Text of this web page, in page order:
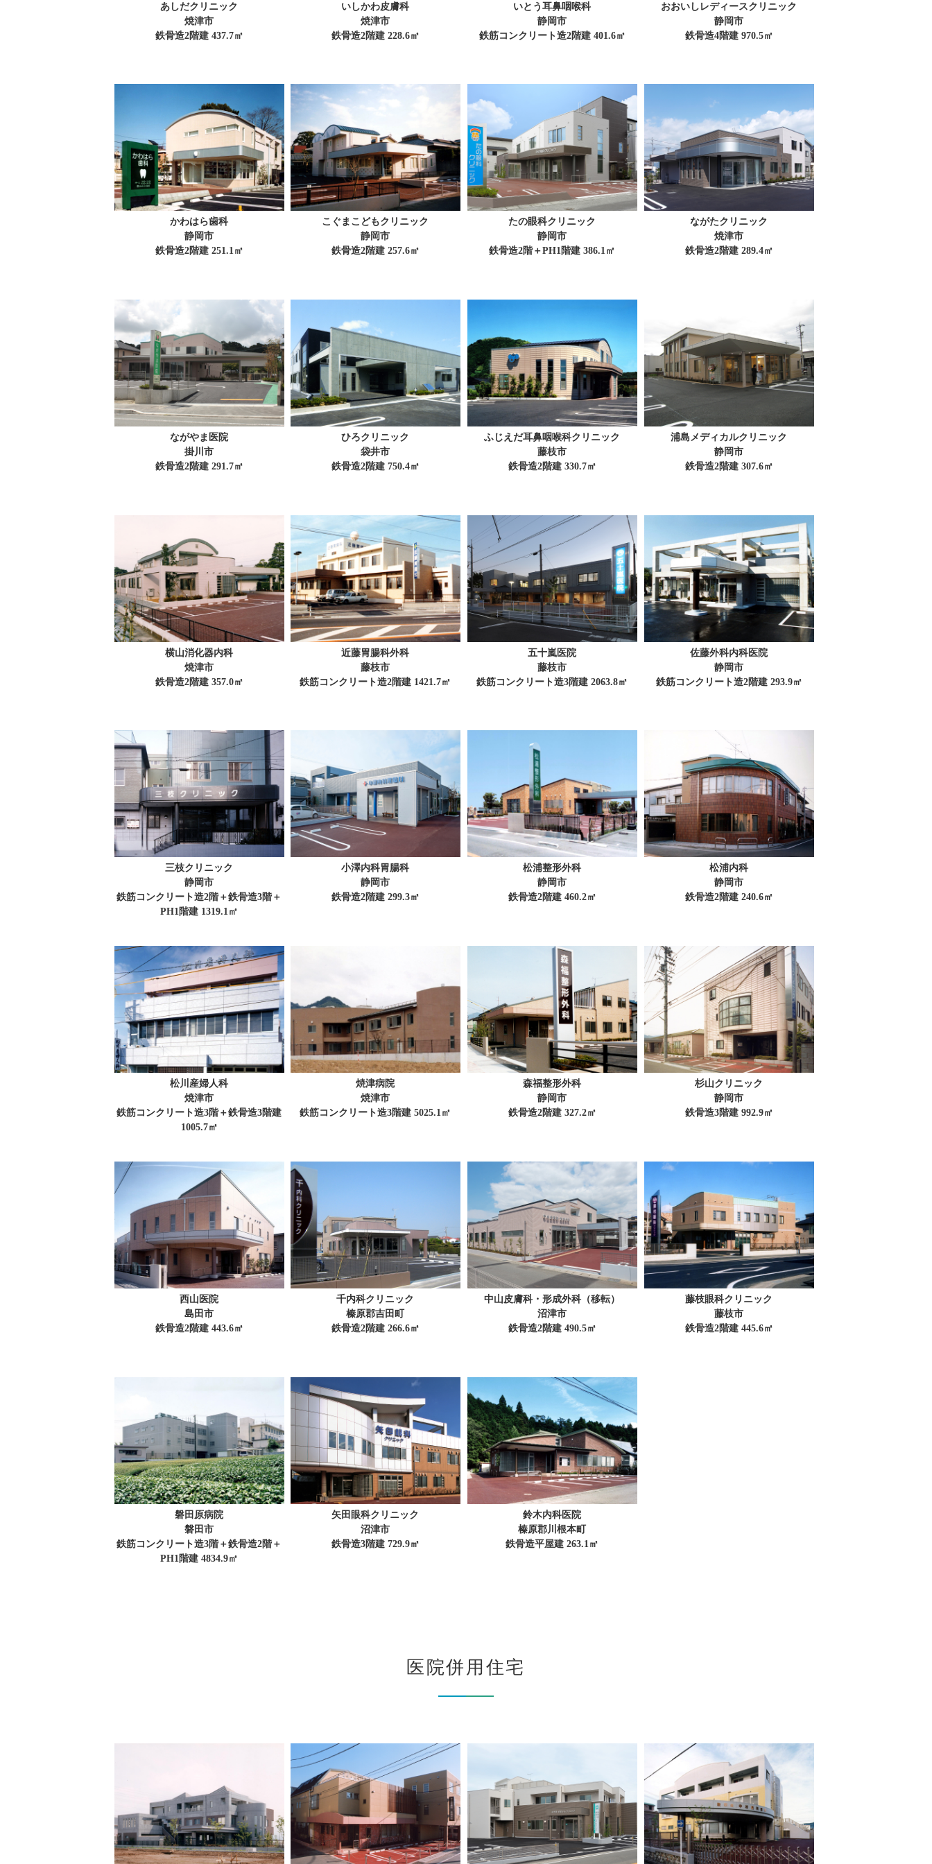
あしだクリニック
焼津市
鉄骨造2階建 437.7㎡
いしかわ皮膚科
焼津市
鉄骨造2階建 228.6㎡
いとう耳鼻咽喉科
静岡市
鉄筋コンクリート造2階建 401.6㎡
おおいしレディースクリニック
静岡市
鉄骨造4階建 970.5㎡
かわはら歯科
静岡市
鉄骨造2階建 251.1㎡
こぐまこどもクリニック
静岡市
鉄骨造2階建 257.6㎡
たの眼科クリニック
静岡市
鉄骨造2階＋PH1階建 386.1㎡
ながたクリニック
焼津市
鉄骨造2階建 289.4㎡
ながやま医院
掛川市
鉄骨造2階建 291.7㎡
ひろクリニック
袋井市
鉄骨造2階建 750.4㎡
ふじえだ耳鼻咽喉科クリニック
藤枝市
鉄骨造2階建 330.7㎡
浦島メディカルクリニック
静岡市
鉄骨造2階建 307.6㎡
横山消化器内科
焼津市
鉄骨造2階建 357.0㎡
近藤胃腸科外科
藤枝市
鉄筋コンクリート造2階建 1421.7㎡
五十嵐医院
藤枝市
鉄筋コンクリート造3階建 2063.8㎡
佐藤外科内科医院
静岡市
鉄筋コンクリート造2階建 293.9㎡
三枝クリニック
静岡市
鉄筋コンクリート造2階＋鉄骨造3階＋
PH1階建 1319.1㎡
小澤内科胃腸科
静岡市
鉄骨造2階建 299.3㎡
松浦整形外科
静岡市
鉄骨造2階建 460.2㎡
松浦内科
静岡市
鉄骨造2階建 240.6㎡
松川産婦人科
焼津市
鉄筋コンクリート造3階＋鉄骨造3階建
1005.7㎡
焼津病院
焼津市
鉄筋コンクリート造3階建 5025.1㎡
森福整形外科
静岡市
鉄骨造2階建 327.2㎡
杉山クリニック
静岡市
鉄骨造3階建 992.9㎡
西山医院
島田市
鉄骨造2階建 443.6㎡
千内科クリニック
榛原郡吉田町
鉄骨造2階建 266.6㎡
中山皮膚科・形成外科（移転）
沼津市
鉄骨造2階建 490.5㎡
藤枝眼科クリニック
藤枝市
鉄骨造2階建 445.6㎡
磐田原病院
磐田市
鉄筋コンクリート造3階＋鉄骨造2階＋
PH1階建 4834.9㎡
矢田眼科クリニック
沼津市
鉄骨造3階建 729.9㎡
鈴木内科医院
榛原郡川根本町
鉄骨造平屋建 263.1㎡
医院併用住宅